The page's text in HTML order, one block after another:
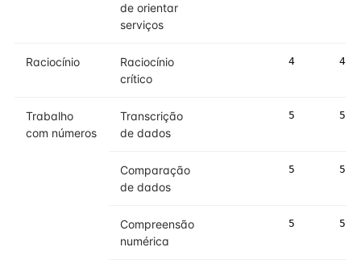
de orientar
serviços
Raciocínio
Raciocínio
crítico
4 4
Trabalho
com números
Transcrição
de dados
5 5
Comparação
de dados
5 5
Compreensão
numérica
5 5